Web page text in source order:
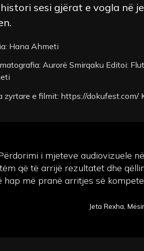
sesi gjërat e vogla në
Hana Ahmeti
Aurorë Smirqaku Editoi:
zyrtare e filmit: https://dokufest.com/
i mjeteve audiovizuele
që të arrijë rezultatet dhe
hap më pranë arritjes së
Jeta Rexha,